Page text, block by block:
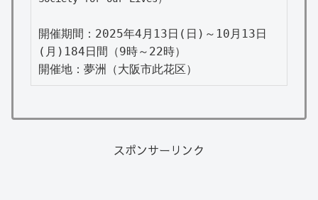
開催期間：2025年4月13日(日)～10月13日
(月)184日間（9時～22時）
開催地：夢洲（大阪市此花区）
スポンサーリンク